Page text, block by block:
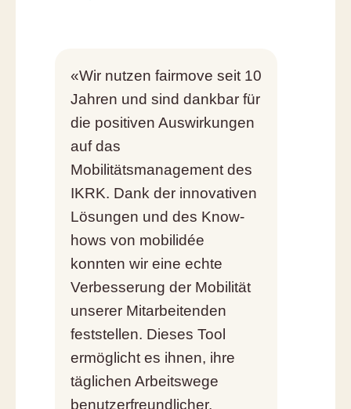
«Wir nutzen fairmove seit 10
Jahren und sind dankbar für
die positiven Auswirkungen
auf das
Mobilitätsmanagement des
IKRK. Dank der innovativen
Lösungen und des Know-
hows von mobilidée
konnten wir eine echte
Verbesserung der Mobilität
unserer Mitarbeitenden
feststellen. Dieses Tool
ermöglicht es ihnen, ihre
täglichen Arbeitswege
benutzerfreundlicher,